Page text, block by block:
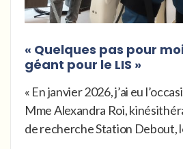
« Quelques pas pour
géant pour le LIS »
« En janvier 2026, j’ai eu
Mme Alexandra Roi,
de recherche Station Debout,